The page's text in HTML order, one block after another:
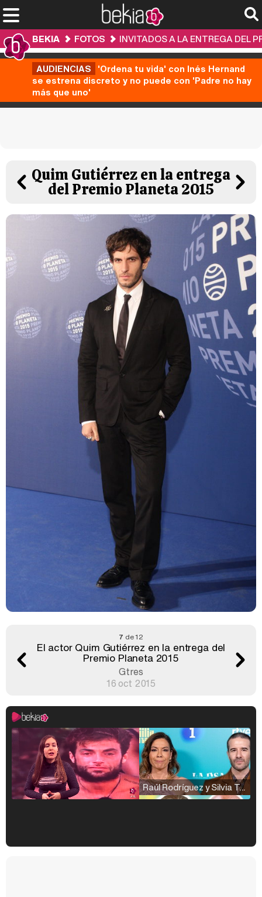
BEKIA FOTOS INVITADOS A LA ENTREGA DEL
AUDIENCIAS 'Ordena tu vida' con Inés Hernand
se estrena discreto y no puede con 'Padre no hay
más que uno'
Quim Gutiérrez en la entrega
del Premio Planeta 2015
7 de 12
El actor Quim Gutiérrez en la entrega del
Premio Planeta 2015
Gtres
16 oct 2015
Raúl Rodríguez y Silvia Taulés nos cuentan su papel en 'La familia de la tele'